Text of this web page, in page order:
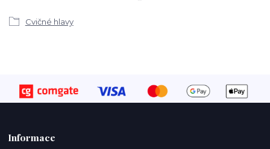
Cvičné hlavy
Informace